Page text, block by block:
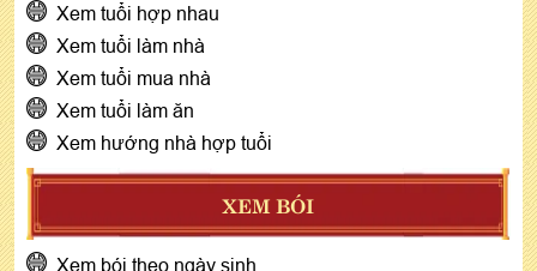
Xem tuổi hợp nhau
Xem tuổi làm nhà
Xem tuổi mua nhà
Xem tuổi làm ăn
Xem hướng nhà hợp tuổi
XEM BÓI
Xem bói theo ngày sinh